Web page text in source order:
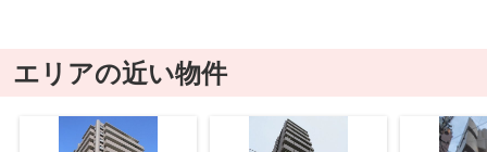
エリアの近い物件